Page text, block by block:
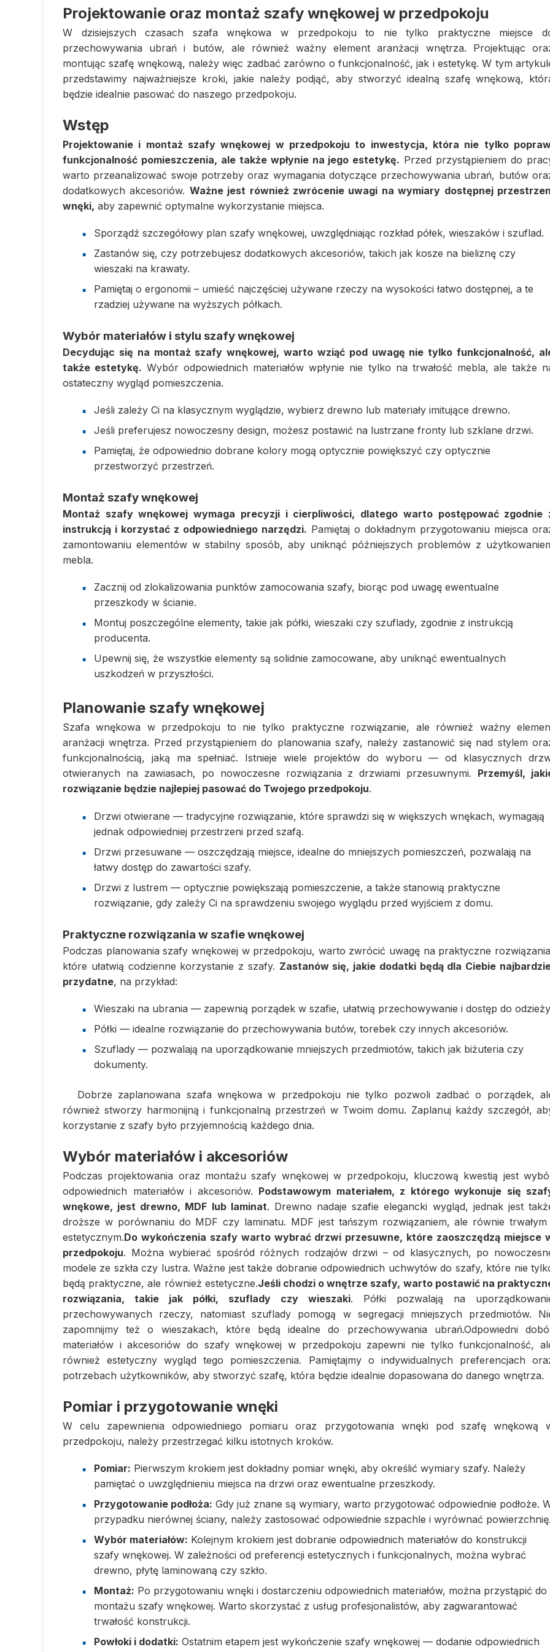
Projektowanie oraz montaż szafy wnękowej w przedpokoju
W dzisiejszych czasach szafa wnękowa w przedpokoju to nie tylko praktyczne miejsce
przechowywania ubrań i butów, ale również ważny element aranżacji wnętrza. Projektując
montując szafę wnękową, należy więc zadbać zarówno o funkcjonalność, jak i estetykę. W tym
przedstawimy najważniejsze kroki, jakie należy podjąć, aby stworzyć idealną szafę wnękową,
będzie idealnie pasować do naszego przedpokoju.
Wstęp
Projektowanie i montaż szafy wnękowej w przedpokoju to inwestycja, która nie tylko
funkcjonalność pomieszczenia, ale także wpłynie na jego estetykę. Przed przystąpieniem do
warto przeanalizować swoje potrzeby oraz wymagania dotyczące przechowywania ubrań, butów
dodatkowych akcesoriów. Ważne jest również zwrócenie uwagi na wymiary dostępnej
wnęki, aby zapewnić optymalne wykorzystanie miejsca.
Sporządź szczegółowy plan szafy wnękowej, uwzględniając rozkład półek, wieszaków i szuflad.
Zastanów się, czy potrzebujesz dodatkowych akcesoriów, takich jak kosze na bieliznę czy
wieszaki na krawaty.
Pamiętaj o ergonomii – umieść najczęściej używane rzeczy na wysokości łatwo dostępnej, a te
rzadziej używane na wyższych półkach.
Wybór materiałów i stylu szafy wnękowej
Decydując się na montaż szafy wnękowej, warto wziąć pod uwagę nie tylko funkcjonalność,
także estetykę. Wybór odpowiednich materiałów wpłynie nie tylko na trwałość mebla, ale także
ostateczny wygląd pomieszczenia.
Jeśli zależy Ci na klasycznym wyglądzie, wybierz drewno lub materiały imitujące drewno.
Jeśli preferujesz nowoczesny design, możesz postawić na lustrzane fronty lub szklane drzwi.
Pamiętaj, że odpowiednio dobrane kolory mogą optycznie powiększyć czy optycznie
przestworzyć przestrzeń.
Montaż szafy wnękowej
Montaż szafy wnękowej wymaga precyzji i cierpliwości, dlatego warto postępować zgodnie
instrukcją i korzystać z odpowiedniego narzędzi. Pamiętaj o dokładnym przygotowaniu miejsca
zamontowaniu elementów w stabilny sposób, aby uniknąć późniejszych problemów z
mebla.
Zacznij od zlokalizowania punktów zamocowania szafy, biorąc pod uwagę ewentualne
przeszkody w ścianie.
Montuj poszczególne elementy, takie jak półki, wieszaki czy szuflady, zgodnie z instrukcją
producenta.
Upewnij się, że wszystkie elementy są solidnie zamocowane, aby uniknąć ewentualnych
uszkodzeń w przyszłości.
Planowanie szafy wnękowej
Szafa wnękowa w przedpokoju to nie tylko praktyczne rozwiązanie, ale również ważny
aranżacji wnętrza. Przed przystąpieniem do planowania szafy, należy zastanowić się nad stylem
funkcjonalnością, jaką ma spełniać. Istnieje wiele projektów do wyboru — od klasycznych
otwieranych na zawiasach, po nowoczesne rozwiązania z drzwiami przesuwnymi. Przemyśl,
rozwiązanie będzie najlepiej pasować do Twojego przedpokoju.
Drzwi otwierane — tradycyjne rozwiązanie, które sprawdzi się w większych wnękach, wymagają
jednak odpowiedniej przestrzeni przed szafą.
Drzwi przesuwane — oszczędzają miejsce, idealne do mniejszych pomieszczeń, pozwalają na
łatwy dostęp do zawartości szafy.
Drzwi z lustrem — optycznie powiększają pomieszczenie, a także stanowią praktyczne
rozwiązanie, gdy zależy Ci na sprawdzeniu swojego wyglądu przed wyjściem z domu.
Praktyczne rozwiązania w szafie wnękowej
Podczas planowania szafy wnękowej w przedpokoju, warto zwrócić uwagę na praktyczne
które ułatwią codzienne korzystanie z szafy. Zastanów się, jakie dodatki będą dla Ciebie
przydatne, na przykład:
Wieszaki na ubrania — zapewnią porządek w szafie, ułatwią przechowywanie i dostęp do
Półki — idealne rozwiązanie do przechowywania butów, torebek czy innych akcesoriów.
Szuflady — pozwalają na uporządkowanie mniejszych przedmiotów, takich jak biżuteria czy
dokumenty.
Dobrze zaplanowana szafa wnękowa w przedpokoju nie tylko pozwoli zadbać o porządek,
również stworzy harmonijną i funkcjonalną przestrzeń w Twoim domu. Zaplanuj każdy szczegół,
korzystanie z szafy było przyjemnością każdego dnia.
Wybór materiałów i akcesoriów
Podczas projektowania oraz montażu szafy wnękowej w przedpokoju, kluczową kwestią jest
odpowiednich materiałów i akcesoriów. Podstawowym materiałem, z którego wykonuje się
wnękowe, jest drewno, MDF lub laminat. Drewno nadaje szafie elegancki wygląd, jednak jest
droższe w porównaniu do MDF czy laminatu. MDF jest tańszym rozwiązaniem, ale równie trwałym
estetycznym.Do wykończenia szafy warto wybrać drzwi przesuwne, które zaoszczędzą miejsce
przedpokoju. Można wybierać spośród różnych rodzajów drzwi – od klasycznych, po
modele ze szkła czy lustra. Ważne jest także dobranie odpowiednich uchwytów do szafy, które nie
będą praktyczne, ale również estetyczne.Jeśli chodzi o wnętrze szafy, warto postawić na
rozwiązania, takie jak półki, szuflady czy wieszaki. Półki pozwalają na
przechowywanych rzeczy, natomiast szuflady pomogą w segregacji mniejszych przedmiotów.
zapomnijmy też o wieszakach, które będą idealne do przechowywania ubrań.Odpowiedni
materiałów i akcesoriów do szafy wnękowej w przedpokoju zapewni nie tylko funkcjonalność,
również estetyczny wygląd tego pomieszczenia. Pamiętajmy o indywidualnych preferencjach
potrzebach użytkowników, aby stworzyć szafę, która będzie idealnie dopasowana do danego wnętrza.
Pomiar i przygotowanie wnęki
W celu zapewnienia odpowiedniego pomiaru oraz przygotowania wnęki pod szafę wnękową
przedpokoju, należy przestrzegać kilku istotnych kroków.
Pomiar: Pierwszym krokiem jest dokładny pomiar wnęki, aby określić wymiary szafy. Należy
pamiętać o uwzględnieniu miejsca na drzwi oraz ewentualne przeszkody.
Przygotowanie podłoża: Gdy już znane są wymiary, warto przygotować odpowiednie podłoże.
przypadku nierównej ściany, należy zastosować odpowiednie szpachle i wyrównać powierzchnię.
Wybór materiałów: Kolejnym krokiem jest dobranie odpowiednich materiałów do konstrukcji
szafy wnękowej. W zależności od preferencji estetycznych i funkcjonalnych, można wybrać
drewno, płytę laminowaną czy szkło.
Montaż: Po przygotowaniu wnęki i dostarczeniu odpowiednich materiałów, można przystąpić do
montażu szafy wnękowej. Warto skorzystać z usług profesjonalistów, aby zagwarantować
trwałość konstrukcji.
Powłoki i dodatki: Ostatnim etapem jest wykończenie szafy wnękowej — dodanie odpowiednich